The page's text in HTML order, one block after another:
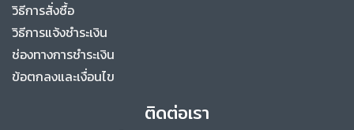
วิธีการสั่งซื้อ
วิธีการแจ้งชำระเงิน
ช่องทางการชำระเงิน
ข้อตกลงและเงื่อนไข
ติดต่อเรา